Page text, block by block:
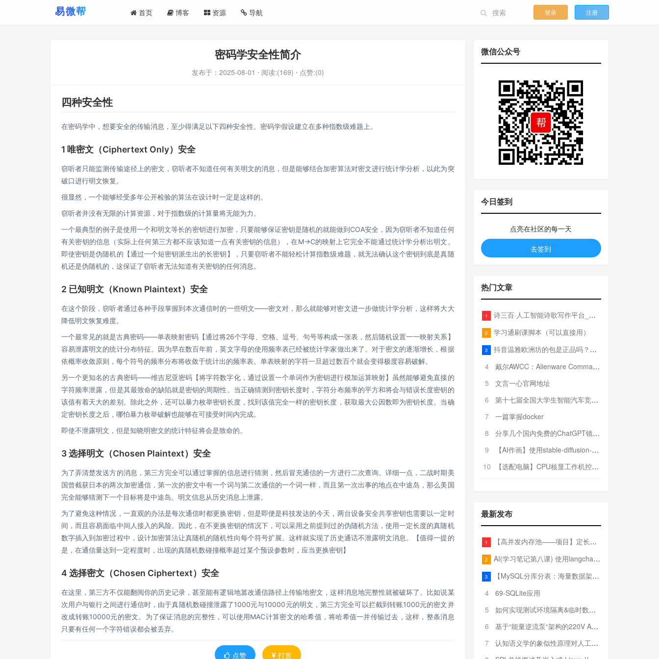
首页 博客 资源 导航 登录 注册
密码学安全性简介
发布于： 2025-08-01 ⋅ 阅读:(169) ⋅ 点赞:(0)
四种安全性
在密码学中，想要安全的传输消息，至少得满足以下四种安全性。密码学假设建立在多种指数级难题上。
1 唯密文（Ciphertext Only）安全
窃听者只能监测传输途径上的密文，窃听者不知道任何有关明文的消息，但是能够结合加密算法对密文进行统计学分析，以此为突
破口进行明文恢复。
很显然，一个能够经受多年公开检验的算法在设计时一定是这样的。
窃听者并没有无限的计算资源，对于指数级的计算量将无能为力。
一个最典型的例子是使用一个和明文等长的密钥进行加密，只要能够保证密钥是随机的就能做到COA安全，因为窃听者不知道任何
有关密钥的信息（实际上任何第三方都不应该知道一点有关密钥的信息），在M->C的映射上它完全不能通过统计学分析出明文。
即使密钥是伪随机的【通过一个短密钥派生出的长密钥】，只要窃听者不能轻松计算指数级难题，就无法确认这个密钥到底是真随
机还是伪随机的，这保证了窃听者无法知道有关密钥的任何消息。
2 已知明文（Known Plaintext）安全
在这个阶段，窃听者通过各种手段掌握到本次通信时的一些明文——密文对，那么就能够对密文进一步做统计学分析，这样将大大
降低明文恢复难度。
一个最常见的就是古典密码——单表映射密码【通过将26个字母、空格、逗号、句号等构成一张表，然后随机设置一一映射关系】
容易泄露明文的统计分布特征。因为早在数百年前，英文字母的使用频率表已经被统计学家做出来了。对于密文的逐渐增长，根据
依概率收敛原则，每个符号的频率分布将收敛于统计出的频率表。单表映射的字符一旦超过数百个就会变得极度容易破解。
另一个更知名的古典密码——维吉尼亚密码【将字符数字化，通过设置一个单词作为密钥进行模加运算映射】虽然能够避免直接的
字符频率泄露，但是其最致命的缺陷就是密钥的周期性。当正确猜测到密钥长度时，字符分布频率的平方和将会与错误长度密钥的
该值有着天大的差别。除此之外，还可以暴力枚举密钥长度，找到该值完全一样的密钥长度，获取最大公因数即为密钥长度。当确
定密钥长度之后，哪怕暴力枚举破解也能够在可接受时间内完成。
即使不泄露明文，但是知晓明密文的统计特征将会是致命的。
3 选择明文（Chosen Plaintext）安全
为了弄清楚发送方的消息，第三方完全可以通过掌握的信息进行猜测，然后冒充通信的一方进行二次查询。详细一点，二战时期美
国曾截获日本的两次加密通信，第一次的密文中有一个词与第二次通信的一个词一样，而且第一次出事的地点在中途岛，那么美国
完全能够猜测下一个目标将是中途岛。明文信息从历史消息上泄露。
为了避免这种情况，一直观的办法是每次通信时都更换密钥，但是即便是科技发达的今天，两台设备安全共享密钥也需要以一定时
间，而且容易面临中间人接入的风险。因此，在不更换密钥的情况下，可以采用之前提到过的伪随机方法，使用一定长度的真随机
数字插入到加密过程中，设计加密算法让真随机的随机性向每个符号扩展。这样就实现了历史通话不泄露明文消息。【值得一提的
是，在通信量达到一定程度时，出现的真随机数碰撞概率超过某个预设参数时，应当更换密钥】
4 选择密文（Chosen Ciphertext）安全
在这里，第三方不仅能翻阅你的历史记录，甚至能有逻辑地篡改通信路径上传输地密文，这样消息地完整性就被破坏了。比如说某
次用户与银行之间进行通信时，由于真随机数碰撞泄露了1000元与10000元的明文，第三方完全可以拦截到转账1000元的密文并
改成转账10000元的密文。为了保证消息的完整性，可以使用MAC计算密文的哈希值，将哈希值一并传输过去，这样，整条消息
只要有任何一个字符错误都会被丢弃。
点赞 打赏
微信公众号
今日签到
点亮在社区的每一天
去签到
热门文章
1 诗三百·人工智能诗歌写作平台_在线作诗机_藏头诗生成器_电脑对联_姓名作诗
2 学习通刷课脚本（可以直接用）
3
抖音温雅欧洲坊的包是正品吗？温雅卖的包为啥那么便宜？
4
戴尔AWCC：Alienware Command Center 故障排除方法，里面附有超全详解呦，快来快来，欢迎观看~
5
文言一心官网地址
6
第十七届全国大学生智能汽车竞赛全国总决赛参赛队伍奖项公告
7
一篇掌握docker
8
分享几个国内免费的ChatGPT镜像网址(亲测有效-4月25日更新)
9
【AI作画】使用stable-diffusion-webui搭建AI作画平台
10
【选配电脑】CPU核显工作机控制预算5000
最新发布
1 【高并发内存池——项目】定长内存池——开胃小菜
2 AI(学习笔记第八课) 使用langchain的embedding models
3
【MySQL分库分表：海量数据架构的终极解决方案】
4
69-SQLite应用
5
如何实现测试环境隔离&临时数据库（pytest+SQLite）
6
基于“能量逆流泵“架构的220V AC至20V DC 300W高效电源设计
7
认知语义学的象似性原理对人工智能自然语言处理深层语义分析的影响与启示